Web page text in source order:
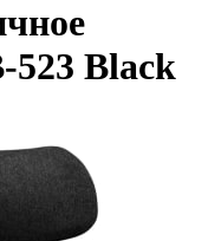
523 Black